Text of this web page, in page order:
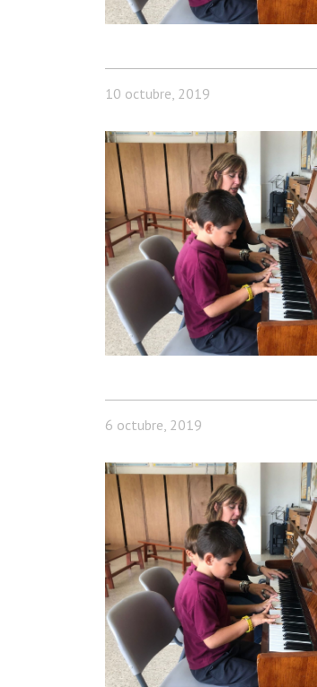
10 octubre, 2019
6 octubre, 2019